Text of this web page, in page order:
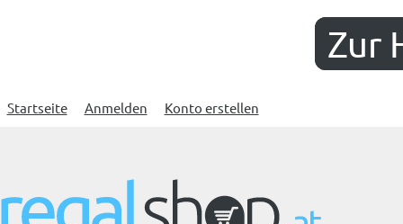
Zur
Startseite Anmelden Konto erstellen